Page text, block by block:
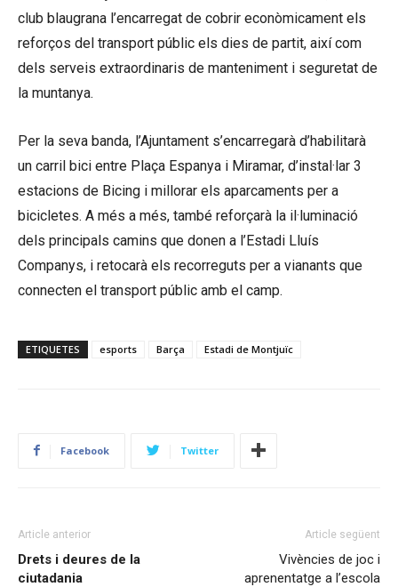
club blaugrana l’encarregat de cobrir econòmicament els
reforços del transport públic els dies de partit, així com
dels serveis extraordinaris de manteniment i seguretat de
la muntanya.
Per la seva banda, l’Ajuntament s’encarregarà d’habilitarà
un carril bici entre Plaça Espanya i Miramar, d’instal·lar 3
estacions de Bicing i millorar els aparcaments per a
bicicletes. A més a més, també reforçarà la il·luminació
dels principals camins que donen a l’Estadi Lluís
Companys, i retocarà els recorreguts per a vianants que
connecten el transport públic amb el camp.
ETIQUETES esports Barça Estadi de Montjuïc
Facebook Twitter
Article anterior
Drets i deures de la
ciutadania
Article següent
Vivències de joc i
aprenentatge a l’escola